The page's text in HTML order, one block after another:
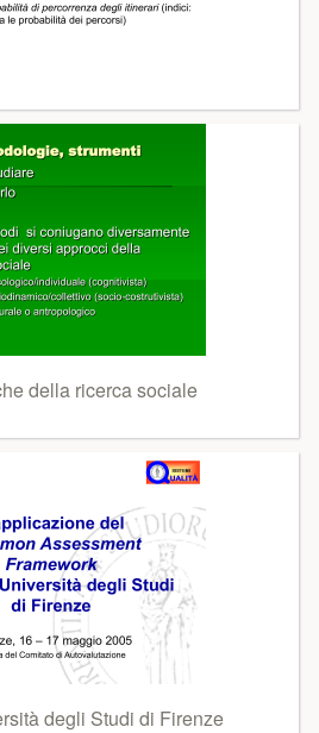
della ricerca sociale
degli Studi di Firenze